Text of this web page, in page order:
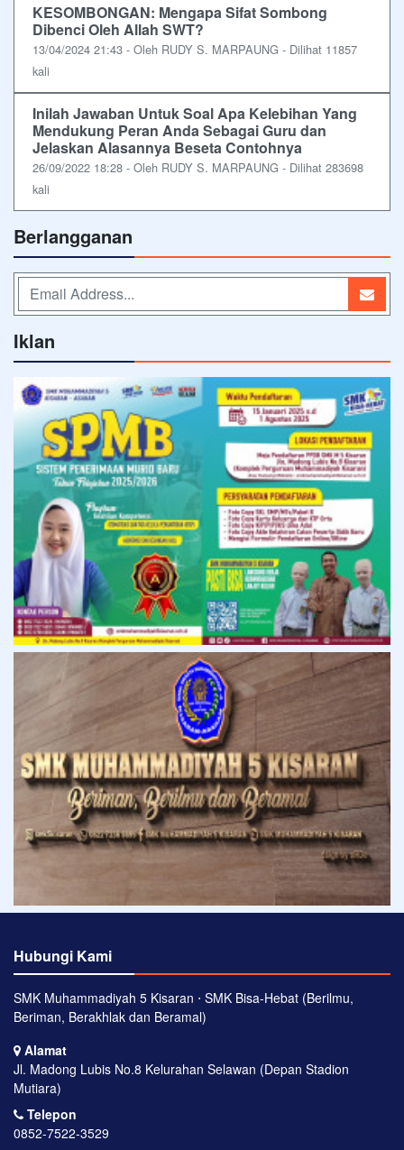
KESOMBONGAN: Mengapa Sifat Sombong
Dibenci Oleh Allah SWT?
13/04/2024 21:43 - Oleh RUDY S. MARPAUNG - Dilihat 11857
kali
Inilah Jawaban Untuk Soal Apa Kelebihan Yang
Mendukung Peran Anda Sebagai Guru dan
Jelaskan Alasannya Beseta Contohnya
26/09/2022 18:28 - Oleh RUDY S. MARPAUNG - Dilihat 283698
kali
Berlangganan
Iklan
Hubungi Kami
SMK Muhammadiyah 5 Kisaran ⋅ SMK Bisa-Hebat (Berilmu,
Beriman, Berakhlak dan Beramal)
Alamat
Jl. Madong Lubis No.8 Kelurahan Selawan (Depan Stadion
Mutiara)
Telepon
0852-7522-3529